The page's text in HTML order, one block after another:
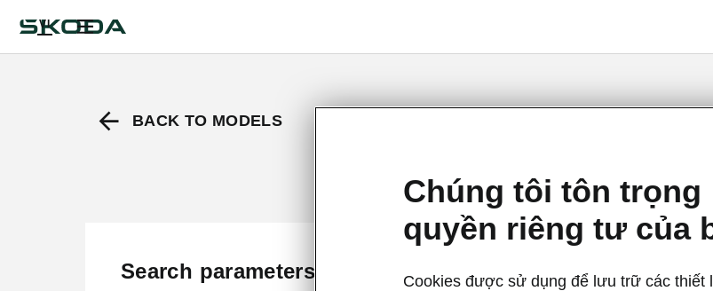
VI
BACK TO MODELS
Fabia III -
Search parameters
Chúng tôi tôn trọng
quyền riêng tư của
Cookies được sử dụng để lưu trữ các thiết